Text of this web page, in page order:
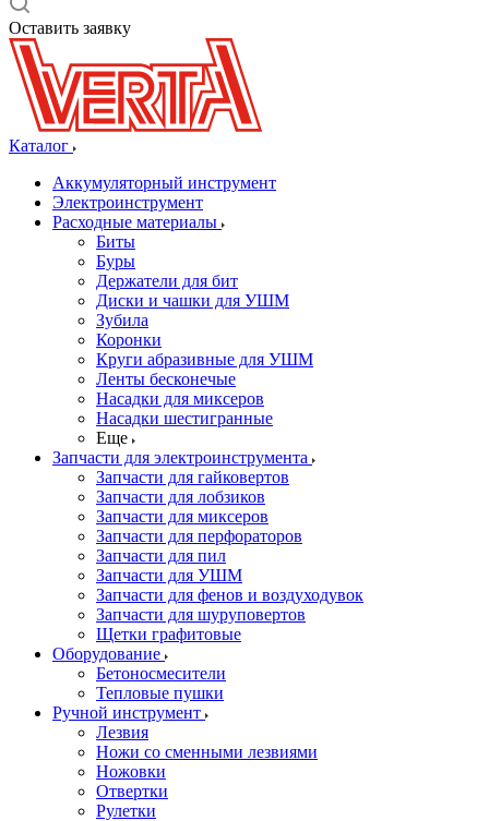
Оставить заявку
Каталог
Аккумуляторный инструмент
Электроинструмент
Расходные материалы
Биты
Буры
Держатели для бит
Диски и чашки для УШМ
Зубила
Коронки
Круги абразивные для УШМ
Ленты бесконечые
Насадки для миксеров
Насадки шестигранные
Еще
Запчасти для электроинструмента
Запчасти для гайковертов
Запчасти для лобзиков
Запчасти для миксеров
Запчасти для перфораторов
Запчасти для пил
Запчасти для УШМ
Запчасти для фенов и воздуходувок
Запчасти для шуруповертов
Щетки графитовые
Оборудование
Бетоносмесители
Тепловые пушки
Ручной инструмент
Лезвия
Ножи со сменными лезвиями
Ножовки
Отвертки
Рулетки